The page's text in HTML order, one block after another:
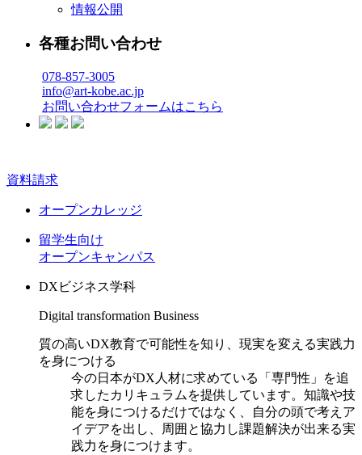
情報公開
各種お問い合わせ
078-857-3005
info@art-kobe.ac.jp
お問い合わせフォームはこちら
資料請求
オープンカレッジ
留学生向け
オープンキャンパス
DXビジネス学科
Digital transformation Business
質の高いDX教育で可能性を知り、現実を変える実践力
を身につける
今の日本がDX人材に求めている「専門性」を追
求したカリキュラムを提供しています。知識や技
能を身につけるだけではなく、自分の頭で考えア
イデアを出し、周囲と協力し課題解決が出来る実
践力を身につけます。